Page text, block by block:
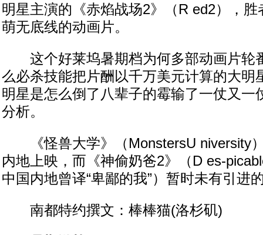
明星主演的《赤焰战场2》（R ed2），
萌无底线的动画片。
这个好莱坞暑期档为何多部动画片轮
么必杀技能把片酬以千万美元计算的大明
明星是怎么倒了八辈子的霉输了一仗又一
分析。
《怪兽大学》（MonstersU niversity
内地上映，而《神偷奶爸2》（D es-
中国内地曾译“卑鄙的我”）暂时未有引进
南都特约撰文：棒棒猫(洛杉矶)